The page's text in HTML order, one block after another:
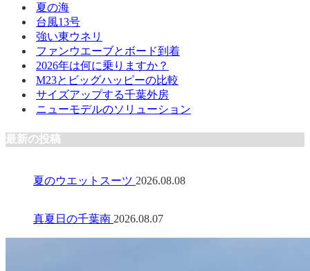
夏の海
台風13号
強い東ウネリ
ファンウエーブとボード到着
2026年は何に乗りますか？
M23とビッグハッピーの比較
サイズアップする千葉外房
ニューモデルのソリューション
最新の投稿
夏のウエットスーツ 2026.08.08
真夏日の千葉南 2026.08.07